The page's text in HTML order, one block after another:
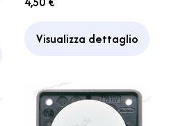
Visualizza dettaglio